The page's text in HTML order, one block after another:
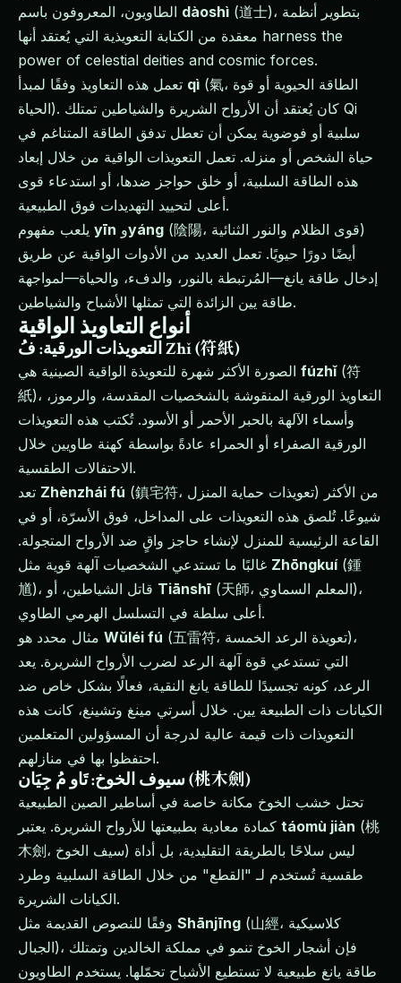
dàoshì (道士)، بتطوير أنظمة
معقدة من الكتابة التعويذية التي يُعتقد أنها harness the
power of celestial deities and cosmic forces.
qì (氣، الطاقة الحيوية أو قوة
الحياة). كان يُعتقد أن الأرواح الشريرة والشياطين تمتلك Qi
سلبية أو فوضوية يمكن أن تعطل تدفق الطاقة المتناغم في
حياة الشخص أو منزله. تعمل التعويذات الواقية من خلال إبعاد
هذه الطاقة السلبية، أو خلق حواجز ضدها، أو استدعاء قوى
أعلى لتحييد التهديدات فوق الطبيعية.
yīn وyáng (陰陽، قوى الظلام والنور الثنائية)
أيضًا دورًا حيويًا. تعمل العديد من الأدوات الواقية عن طريق
إدخال طاقة يانغ—المُرتبطة بالنور، والدفء، والحياة—لمواجهة
طاقة يين الزائدة التي تمثلها الأشباح والشياطين.
أنواع التعاويذ الواقية
التعويذات الورقية: فُ Zhǐ (符紙)
fúzhǐ(符
紙)، التعاويذ الورقية المنقوشة بالشخصيات المقدسة، والرموز،
وأسماء الآلهة بالحبر الأحمر أو الأسود. تُكتب هذه التعويذات
الورقية الصفراء أو الحمراء عادةً بواسطة كهنة طاويين خلال
الاحتفالات الطقسية.
Zhènzhái fú (鎮宅符، تعويذات حماية المنزل) من الأكثر
شيوعًا. تُلصق هذه التعويذات على المداخل، فوق الأسرّة، أو في
القاعة الرئيسية للمنزل لإنشاء حاجز واقٍ ضد الأرواح المتجولة.
Zhōngkuí(鍾
Tiānshī (天師، المعلم السماوي)،
أعلى سلطة في التسلسل الهرمي الطاوي.
Wǔléi fú (五雷符، تعويذة الرعد الخمسة)،
التي تستدعي قوة آلهة الرعد لضرب الأرواح الشريرة. يعد
الرعد، كونه تجسيدًا للطاقة يانغ النقية، فعالًا بشكل خاص ضد
الكيانات ذات الطبيعة يين. خلال أسرتي مينغ وتشينغ، كانت هذه
التعويذات ذات قيمة عالية لدرجة أن المسؤولين المتعلمين
احتفظوا بها في منازلهم.
سيوف الخوخ: تَاو مُ جِيَان (桃木劍)
تحتل خشب الخوخ مكانة خاصة في أساطير الصين الطبيعية
táomù jiàn (桃
木劍، سيف الخوخ) ليس سلاحًا بالطريقة التقليدية، بل أداة
طقسية تُستخدم لـ "القطع" من خلال الطاقة السلبية وطرد
الكيانات الشريرة.
Shānjīng (山經، كلاسيكية
الجبال)، فإن أشجار الخوخ تنمو في مملكة الخالدين وتمتلك
طاقة يانغ طبيعية لا تستطيع الأشباح تحمّلها. يستخدم الطاويون